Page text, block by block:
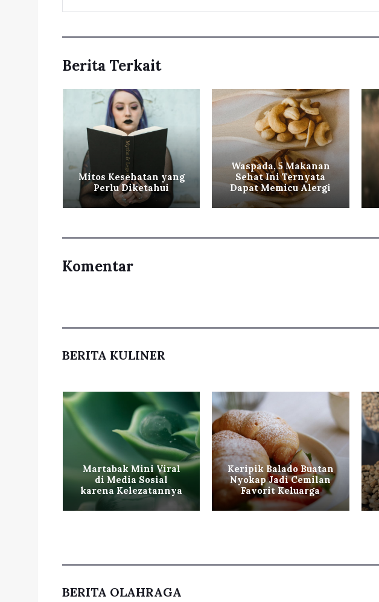
Berita Terkait
Mitos Kesehatan yang
Perlu Diketahui
Waspada, 5 Makanan
Sehat Ini Ternyata
Dapat Memicu Alergi
Komentar
BERITA KULINER
Martabak Mini Viral
di Media Sosial
karena Kelezatannya
Keripik Balado Buatan
Nyokap Jadi Cemilan
Favorit Keluarga
BERITA OLAHRAGA